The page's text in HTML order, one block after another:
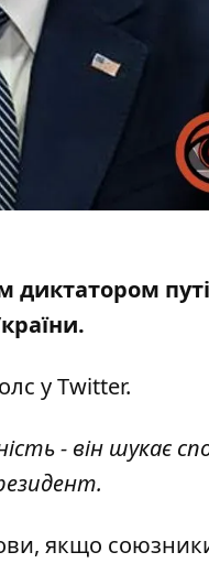
диктатором
уTwitter.
- він шукає
якщо